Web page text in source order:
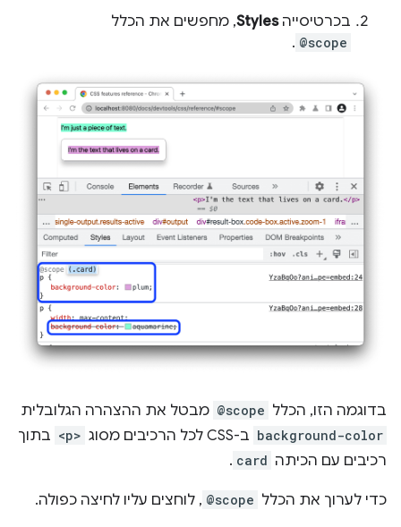
בכרטיסייהStyles, מחפשים את הכלל
@scope
.
בדוגמה הזו, הכלל @scope מבטל את ההצהרה הגלובלית
background-color ב-CSS לכל הרכיבים מסוג <p> בתוך
רכיבים עם הכיתה card
.
כדי לערוך את הכלל @scope , לוחצים עליו לחיצה כפולה.